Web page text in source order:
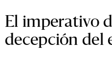
El imperativo
decepción del